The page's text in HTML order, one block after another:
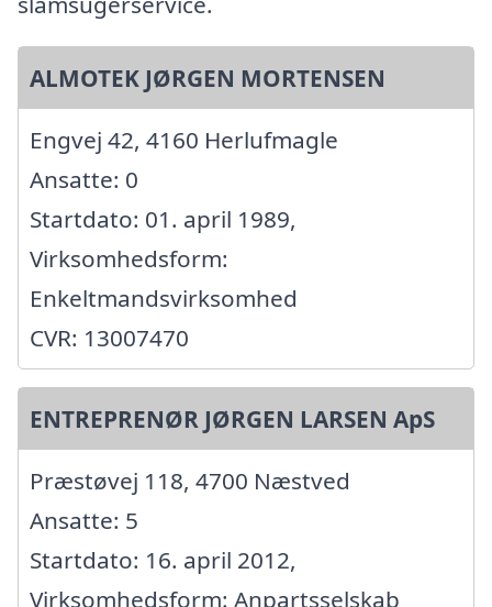
ALMOTEK JØRGEN MORTENSEN
Engvej 42, 4160 Herlufmagle
Ansatte: 0
Startdato: 01. april 1989,
Virksomhedsform:
Enkeltmandsvirksomhed
CVR: 13007470
ENTREPRENØR JØRGEN LARSEN ApS
Præstøvej 118, 4700 Næstved
Ansatte: 5
Startdato: 16. april 2012,
Virksomhedsform: Anpartsselskab